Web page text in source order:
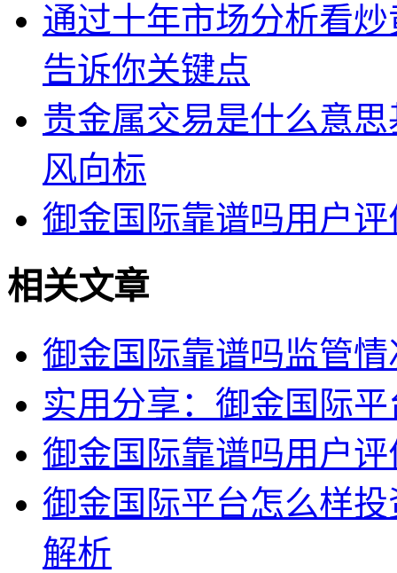
通过十年市场分析看
告诉你关键点
贵金属交易是什么意
风向标
御金国际靠谱吗用户
相关文章
御金国际靠谱吗监管
实用分享：御金国际
御金国际靠谱吗用户
御金国际平台怎么样
解析